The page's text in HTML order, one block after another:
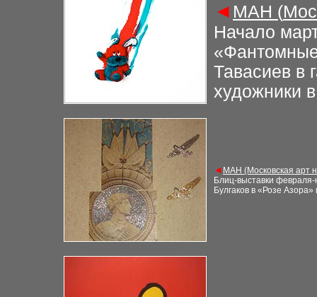
◄ МАН (
Начало
Тавасиев в
художники
◄ МАН (Московская арт
Блиц-выставки
Булгаков в «Розе